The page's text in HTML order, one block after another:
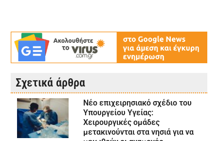
Σχετικά άρθρα
Νέο επιχειρησιακό σχέδιο του
Υπουργείου Υγείας:
Χειρουργικές ομάδες
μετακινούνται στα νησιά για να